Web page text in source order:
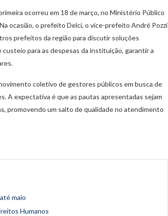
ocorreu em 18 de março, no Ministério Público
ocasião, o prefeito Delci, o vice-prefeito André Pozzi
prefeitos da região para discutir soluções
para as despesas da instituição, garantir a
coletivo de gestores públicos em busca de
A expectativa é que as pautas apresentadas sejam
promovendo um salto de qualidade no atendimento
maio
Humanos